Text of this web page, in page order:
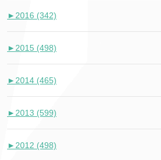
►2016 (342)
►2015 (498)
►2014 (465)
►2013 (599)
►2012 (498)